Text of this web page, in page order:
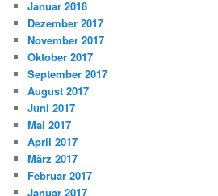
Januar 2018
Dezember 2017
November 2017
Oktober 2017
September 2017
August 2017
Juni 2017
Mai 2017
April 2017
März 2017
Februar 2017
Januar 2017